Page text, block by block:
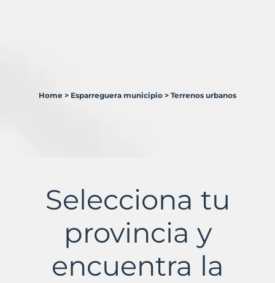
Murbalands
Home > Esparreguera municipio > Terrenos urbanos
Selecciona tu
provincia y
encuentra la